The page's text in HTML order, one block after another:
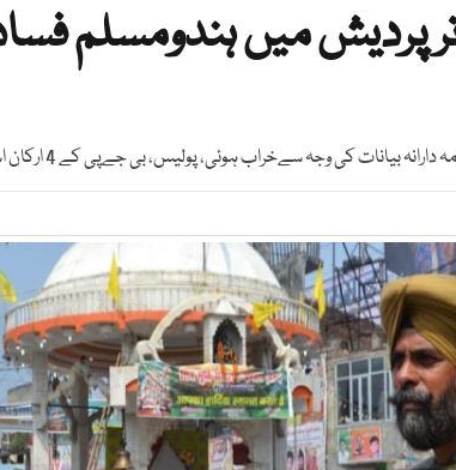
کی وجہ سےخراب ہوئی، پولیس، بی جےپی کے 4 ارکان اسمبلی کے خلاف مقدمہ درج